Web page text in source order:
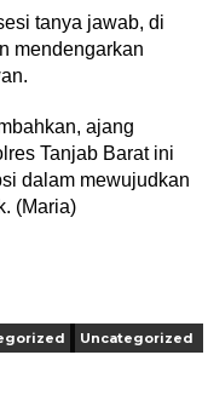
tanya jawab, di
mendengarkan
ajang
Tanjab Barat ini
dalam mewujudkan
(Maria)
Uncategorized